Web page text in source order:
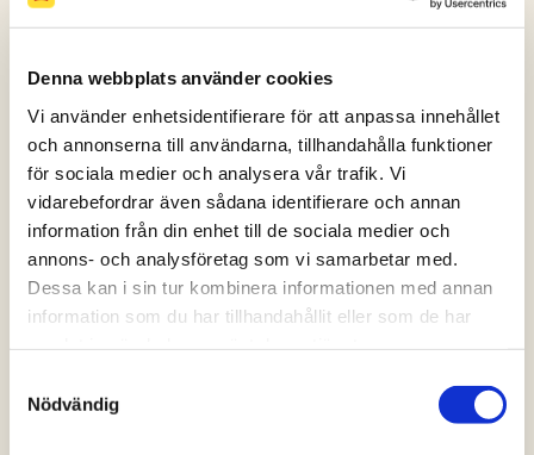
Denna webbplats använder cookies
Vi använder enhetsidentifierare för att anpassa innehållet
och annonserna till användarna, tillhandahålla funktioner
för sociala medier och analysera vår trafik. Vi
vidarebefordrar även sådana identifierare och annan
information från din enhet till de sociala medier och
annons- och analysföretag som vi samarbetar med.
Dessa kan i sin tur kombinera informationen med annan
information som du har tillhandahållit eller som de har
Nödvändig